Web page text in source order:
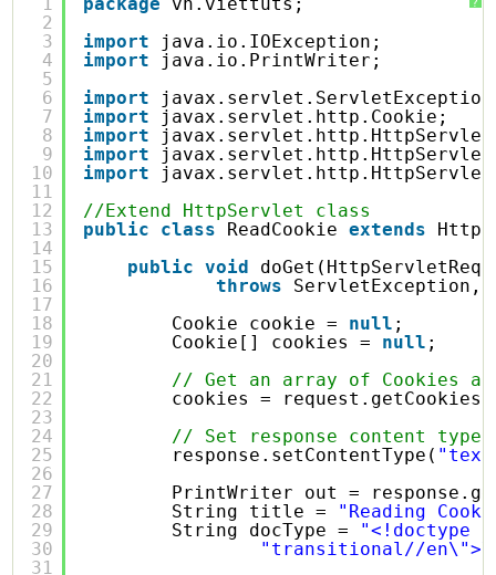
?
2
3
4
5
6
7
8
9
10
11
12
13
14
15
16
17
18
19
20
21
22
23
24
25
26
27
28
29
30
31
import
java.io.IOException;
import
java.io.PrintWriter;
import
import
javax.servlet.http.Cookie;
import
import
import
//Extend HttpServlet class
public
class ReadCookie extends
public
void
throws
ServletException,
Cookie cookie = null ;
Cookie[] cookies = null ;
// Get an array of Cookies
cookies =
// Set response content type
response.setContentType(
PrintWriter out =
String title = "Reading
String docType = "<!doctype
"transitional//